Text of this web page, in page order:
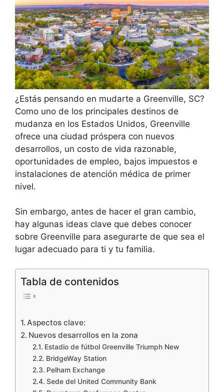
¿Estás pensando en mudarte a Greenville, SC?
Como uno de los principales destinos de
mudanza en los Estados Unidos, Greenville
ofrece una ciudad próspera con nuevos
desarrollos, un costo de vida razonable,
oportunidades de empleo, bajos impuestos e
instalaciones de atención médica de primer
nivel.
Sin embargo, antes de hacer el gran cambio,
hay algunas ideas clave que debes conocer
sobre Greenville para asegurarte de que sea el
lugar adecuado para ti y tu familia.
Tabla de contenidos
Aspectos clave:
Nuevos desarrollos en la zona
Estadio de fútbol Greenville Triumph New
BridgeWay Station
Pelham Exchange
Sede del United Community Bank